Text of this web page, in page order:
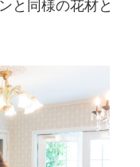
と同様の花材と